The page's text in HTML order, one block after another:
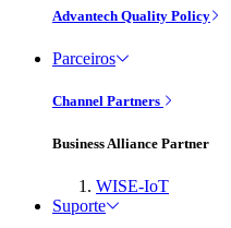
Advantech Quality Policy
Parceiros
Channel Partners
Business Alliance Partner
WISE-IoT
Suporte